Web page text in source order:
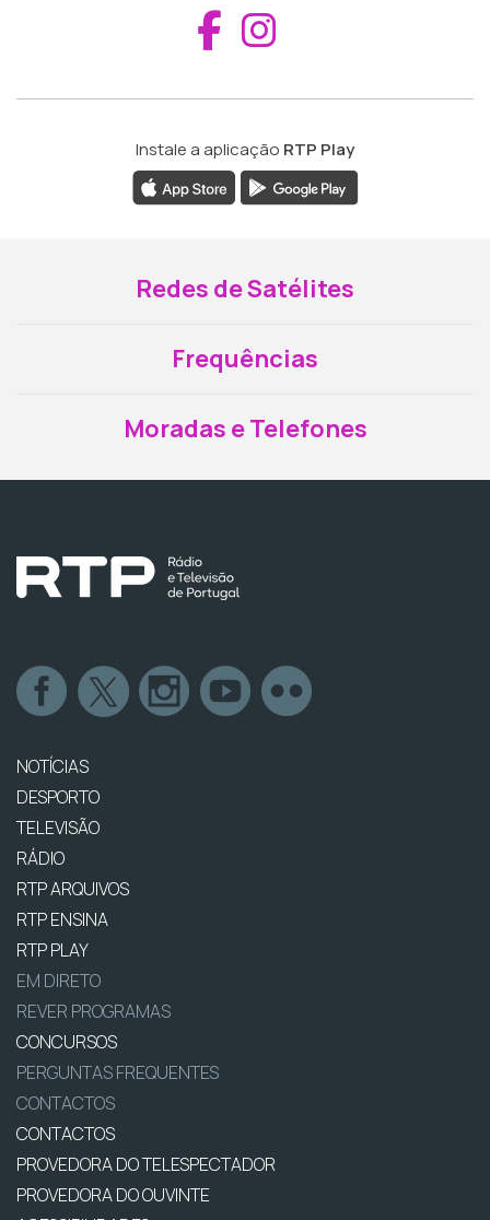
Aceder ao
Instale a aplicação RTP Play
Redes de Satélites
Frequências
Moradas e Telefones
NOTÍCIAS
DESPORTO
TELEVISÃO
RÁDIO
RTP ARQUIVOS
RTP ENSINA
RTP PLAY
EM DIRETO
REVER PROGRAMAS
CONCURSOS
PERGUNTAS FREQUENTES
CONTACTOS
CONTACTOS
PROVEDORA DO TELESPECTADOR
PROVEDORA DO OUVINTE